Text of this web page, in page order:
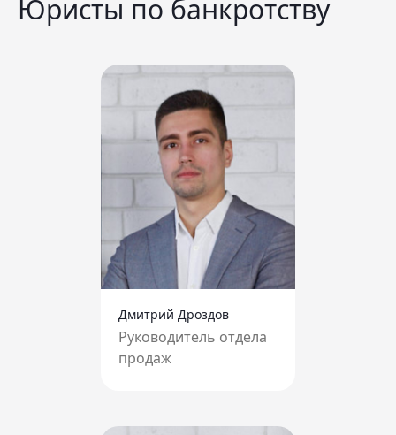
Юристы по банкротству
Дмитрий Дроздов
Руководитель отдела
продаж